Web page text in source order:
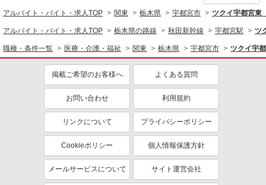
副業・WワークOK
交通費支給
社会保険あり
産休・育休取得実績あり
アルバイト・バイト・求人TOP 関東 栃木県 宇都宮市 ツクイ宇都宮東
アルバイト・バイト・求人TOP 栃木県の路線 秋田新幹線 宇都宮駅 ツ
職種・条件一覧 医療・介護・福祉 関東 栃木県 宇都宮市 ツクイ宇
掲載ご希望のお客様へ よくある質問
お問い合わせ 利用規約
リンクについて プライバシーポリシー
Cookieポリシー 個人情報保護方針
メールサービスについて サイト運営会社